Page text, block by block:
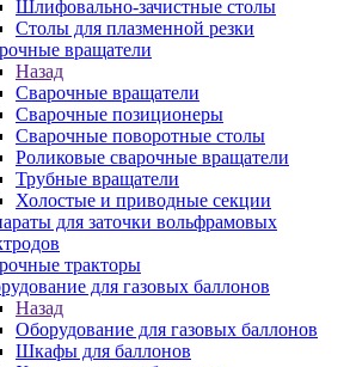
Шлифовально-зачистные столы
Столы для плазменной резки
вращатели
Назад
Сварочные вращатели
Сварочные позиционеры
Сварочные поворотные столы
Роликовые сварочные вращатели
Трубные вращатели
Холостые и приводные секции
для заточки вольфрамовых
тракторы
для газовых баллонов
Назад
Оборудование для газовых баллонов
Шкафы для баллонов